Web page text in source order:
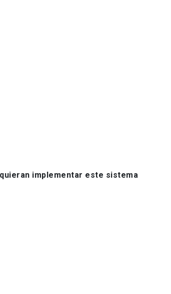
implementar este sistema